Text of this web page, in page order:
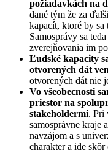
požiadavkách na
dané tým že za
kapacít, ktoré by sa
Samosprávy sa
zverejňovania im
Ľudské kapacity
otvorených dát
otvorených dát nie
Vo všeobecnosti
priestor na
stakeholdermi. Pri
samosprávne kraje
navzájom a s
charakter a ide